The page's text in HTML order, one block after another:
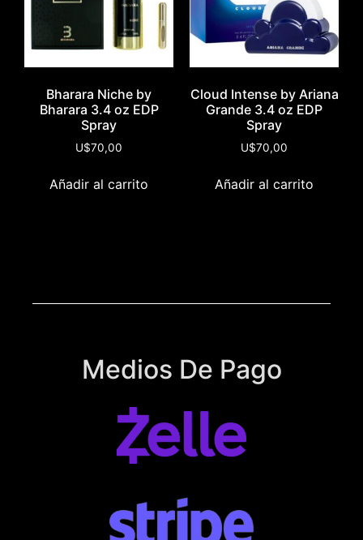
Bharara Niche by
Bharara 3.4 oz EDP
Spray
U$70,00
Añadir al carrito
Cloud Intense by Ariana
Grande 3.4 oz EDP
Spray
U$70,00
Añadir al carrito
Medios De Pago